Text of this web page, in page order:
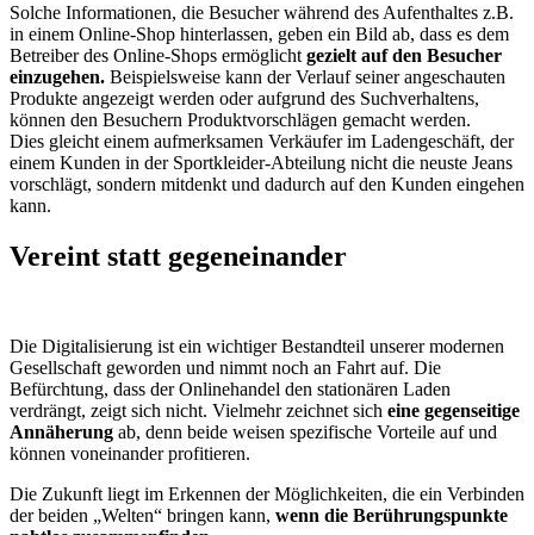
Solche Informationen, die Besucher während des Aufenthaltes z.B.
in einem Online-Shop hinterlassen, geben ein Bild ab, dass es dem
Betreiber des Online-Shops ermöglicht gezielt auf den Besucher
einzugehen. Beispielsweise kann der Verlauf seiner angeschauten
Produkte angezeigt werden oder aufgrund des Suchverhaltens,
können den Besuchern Produktvorschlägen gemacht werden.
Dies gleicht einem aufmerksamen Verkäufer im Ladengeschäft, der
einem Kunden in der Sportkleider-Abteilung nicht die neuste Jeans
vorschlägt, sondern mitdenkt und dadurch auf den Kunden eingehen
kann.
Vereint statt gegeneinander
Die Digitalisierung ist ein wichtiger Bestandteil unserer modernen
Gesellschaft geworden und nimmt noch an Fahrt auf. Die
Befürchtung, dass der Onlinehandel den stationären Laden
verdrängt, zeigt sich nicht. Vielmehr zeichnet sich eine gegenseitige
Annäherung ab, denn beide weisen spezifische Vorteile auf und
können voneinander profitieren.
Die Zukunft liegt im Erkennen der Möglichkeiten, die ein Verbinden
der beiden „Welten“ bringen kann, wenn die Berührungspunkte